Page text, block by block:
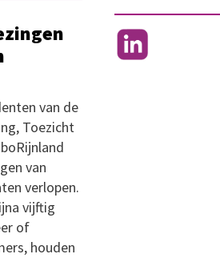
van de
Toezicht
van
verlopen.
vijftig
of
houden